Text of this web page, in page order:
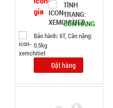
TÌNH
TRẠNG:
CÒN HÀNG
Bảo hành: 6T, Cân nặng:
0,5kg
Đặt hàng